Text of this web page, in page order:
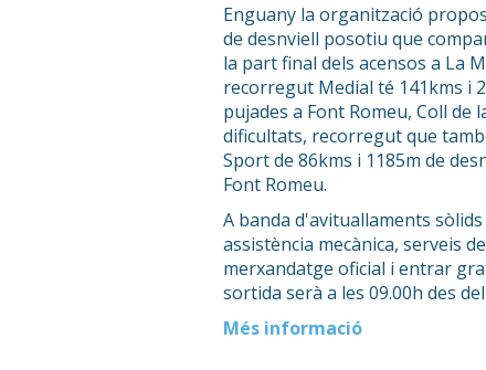
Enguany la organització
de desnviell posotiu que
la part final dels acensos a La
recorregut Medial té 141kms i
pujades a Font Romeu, Coll de
dificultats, recorregut que
Sport de 86kms i 1185m de
Font Romeu.
A banda d'avituallaments
assistència mecànica, serveis
merxandatge oficial i entrar
sortida serà a les 09.00h des
Més informació